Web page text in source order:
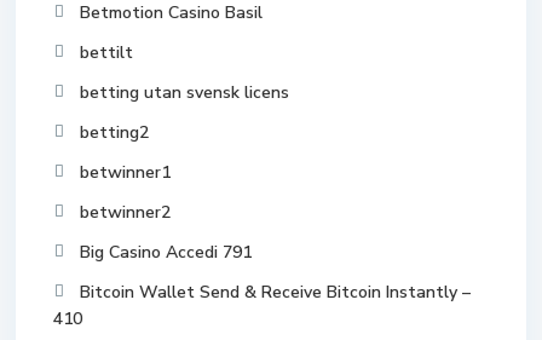
Betmotion Casino Basil
bettilt
betting utan svensk licens
betting2
betwinner1
betwinner2
Big Casino Accedi 791
Bitcoin Wallet Send & Receive Bitcoin Instantly –
410